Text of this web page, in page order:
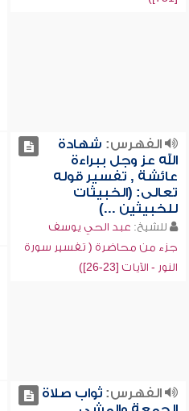
الفهرس: شهادة
الله عز وجل ببراءة
عائشة , تفسير قوله
تعالى: (الخبيثات
للخبيثين ...)
للشيخ: عبد الحي يوسف
جزء من محاضرة ( تفسير سورة
النور - الآيات [23-26])
الفهرس:ثواب صلاة